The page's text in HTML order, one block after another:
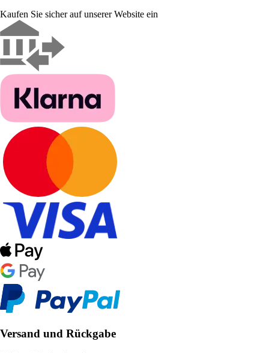
Kaufen Sie sicher auf unserer Website ein
Versand und Rückgabe